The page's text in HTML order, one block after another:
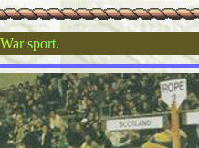
War sport.